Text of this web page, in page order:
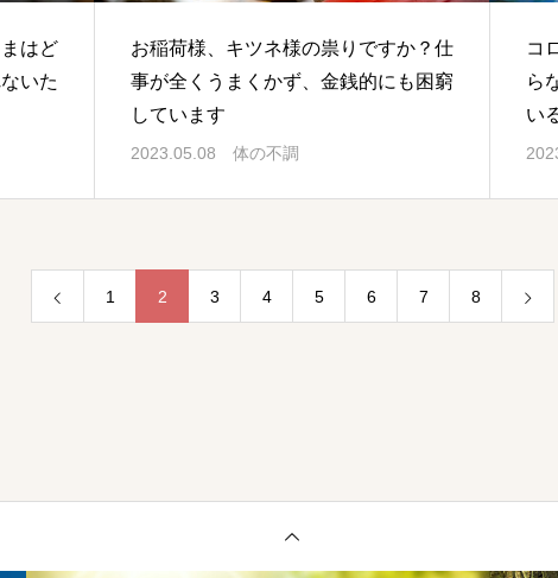
はど
いた
お稲荷様、キツネ様の祟りですか？仕
事が全くうまくかず、金銭的にも困窮
しています
2023.05.08 体の不調
コ
ら
い
1 2 3 4 5 6 7 8